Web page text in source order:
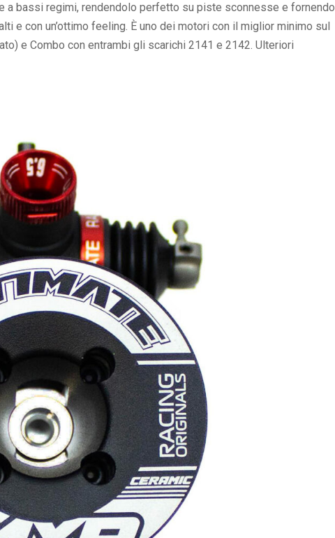
a bassi regimi, rendendolo perfetto su piste sconnesse e fornendo
e con un’ottimo feeling. È uno dei motori con il miglior minimo sul
e Combo con entrambi gli scarichi 2141 e 2142. Ulteriori